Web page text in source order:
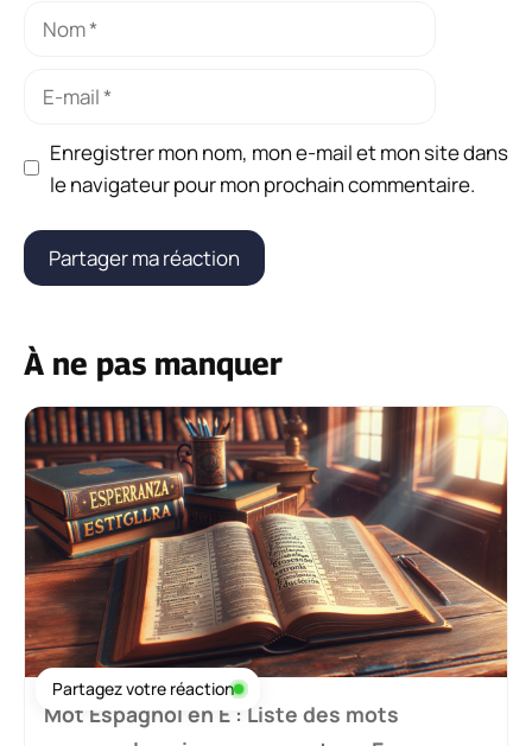
Nom
Enregistrer mon nom, mon e-mail et mon site dans
le navigateur pour mon prochain commentaire.
À ne pas manquer
Mot Espagnol en E : Liste des mots
Partagez votre réaction